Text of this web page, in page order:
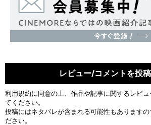
レビュー/コメントを投
利用規約に同意の上、作品や記事に関するレビ
てください。
投稿にはネタバレが含まれる可能性もありますの
ださい。